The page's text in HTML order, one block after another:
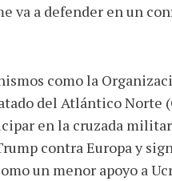
va a defender en un
como la
del Atlántico Norte
en la cruzada militar
contra Europa y
un menor apoyo a